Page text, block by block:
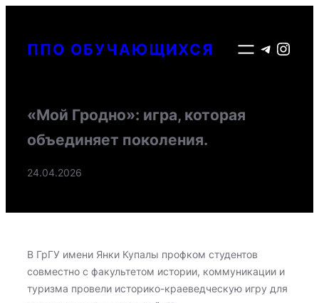
содержимому
ППО ОБУЧАЮЩИХСЯ
«Мой Гродно»: игра, которая
объединяет поколения.
24.04.2026
В ГрГУ имени Янки Купалы профком студентов
совместно с факультетом истории, коммуникации и
туризма провели историко-краеведческую игру для